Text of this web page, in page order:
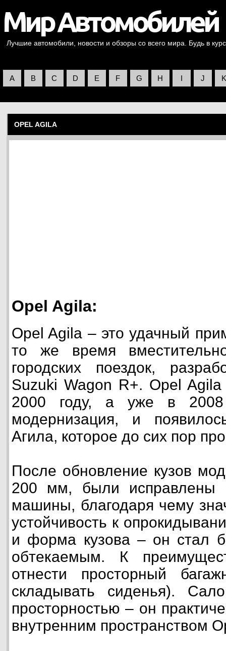
Лучшие автомобили, новости и обзоры со всего мира. Будь в
A B C D E F G H I J K
OPEL AGILA
Opel Agila:
Opel Agila – это удачный
то же время
городских поездок,
Suzuki Wagon R+. Opel Agila
2000 году, а уже в 2008
модернизация, и
Агила, которое до сих пор
После обновление кузов
200 мм, были исправлены
машины, благодаря чему
устойчивость к
и форма кузова – он стал
обтекаемым. К
отнести просторный
складывать сиденья).
просторностью – он
внутренним пространством